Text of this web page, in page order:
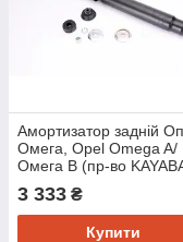
Амортизатор задній
Омега, Opel Omega A/
Омега B (пр-во
3 333 ₴
Купити